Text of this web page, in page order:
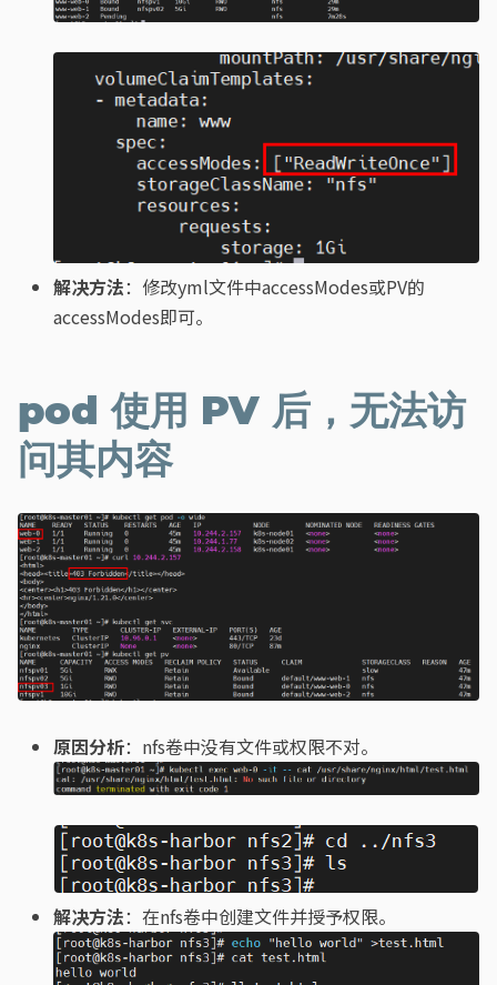
解决方法：修改yml文件中accessModes或PV的
accessModes即可。
pod 使用 PV 后，无法访
问其内容
原因分析：nfs卷中没有文件或权限不对。
解决方法：在nfs卷中创建文件并授予权限。